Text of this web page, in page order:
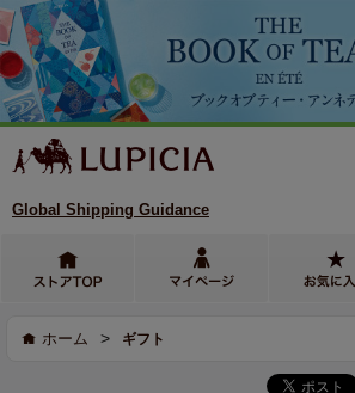
Global Shipping Guidance
ホーム > ギフト